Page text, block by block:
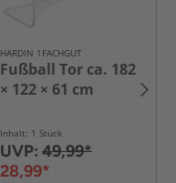
HARDIN 1FACHGUT
Fußball Tor ca. 182
× 122 × 61 cm
Inhalt: 1 Stück
UVP: 49,99*
28,99*